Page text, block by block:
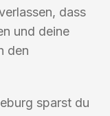
dass
und deine
den
sparst du